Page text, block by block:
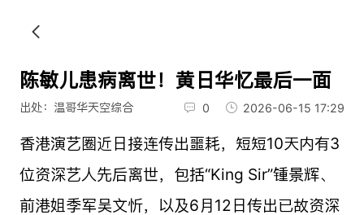
陈敏儿患病离世！黄日华忆最后一面
出处：温哥华天空综合 0 2026-06-15 17:29
香港演艺圈近日接连传出噩耗，短短10天内有3
位资深艺人先后离世，包括“King Sir”锺景辉、
前港姐季军吴文忻，以及6月12日传出已故资深